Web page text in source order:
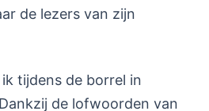
de lezers van zijn
tijdens de borrel in
de lofwoorden van